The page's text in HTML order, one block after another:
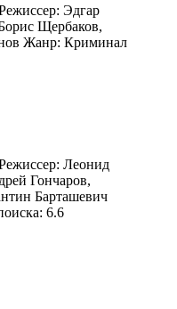
Эдгар
Щербаков,
Жанр: Криминал
Леонид
Гончаров,
Барташевич
6.6